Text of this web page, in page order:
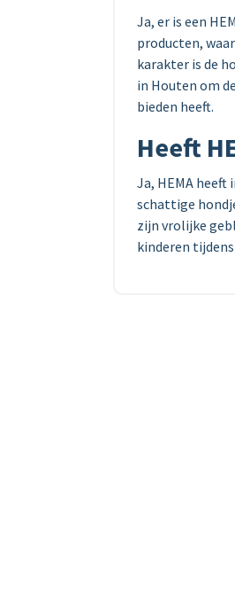
Ja, er is een
producten,
karakter is de
in Houten om
bieden heeft.
Heeft
Ja, HEMA
schattige
zijn vrolijke
kinderen